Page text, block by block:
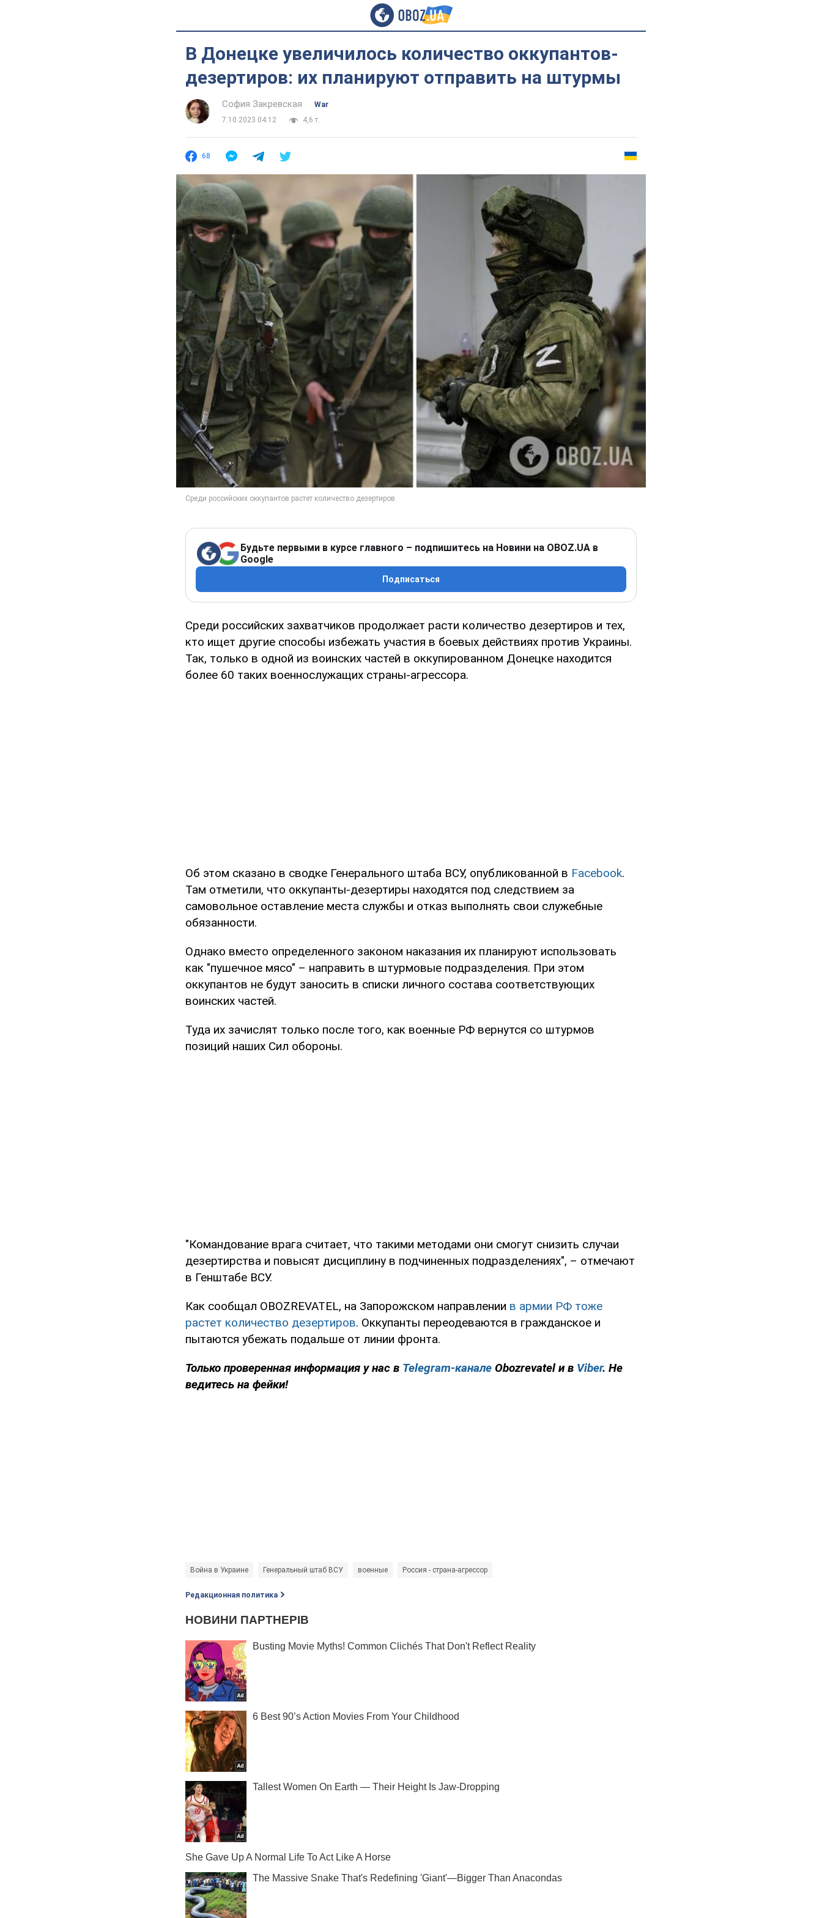
В Донецке увеличилось количество оккупантов-
дезертиров: их планируют отправить на штурмы
София Закревская
War
7.10.2023 04:12
4,6 т.
68
Будьте первыми в курсе главного – подпишитесь на Новини на OBOZ.UA в
Google
Подписаться
Среди российских захватчиков продолжает расти количество дезертиров и тех,
кто ищет другие способы избежать участия в боевых действиях против Украины.
Так, только в одной из воинских частей в оккупированном Донецке находится
более 60 таких военнослужащих страны-агрессора.
Об этом сказано в сводке Генерального штаба ВСУ, опубликованной в Facebook.
Там отметили, что оккупанты-дезертиры находятся под следствием за
самовольное оставление места службы и отказ выполнять свои служебные
обязанности.
Однако вместо определенного законом наказания их планируют использовать
как "пушечное мясо" – направить в штурмовые подразделения. При этом
оккупантов не будут заносить в списки личного состава соответствующих
воинских частей.
Туда их зачислят только после того, как военные РФ вернутся со штурмов
позиций наших Сил обороны.
"Командование врага считает, что такими методами они смогут снизить случаи
дезертирства и повысят дисциплину в подчиненных подразделениях", – отмечают
в Генштабе ВСУ.
Как сообщал OBOZREVATEL, на Запорожском направлении в армии РФ тоже
растет количество дезертиров. Оккупанты переодеваются в гражданское и
пытаются убежать подальше от линии фронта.
Только проверенная информация у нас в Telegram-канале Obozrevatel и в Viber. Не
ведитесь на фейки!
Война в Украине Генеральный штаб ВСУ военные Россия - страна-агрессор
Редакционная политика